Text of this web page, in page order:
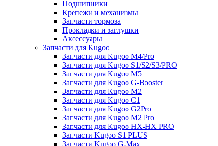
Подшипники
Крепежи и механизмы
Запчасти тормоза
Прокладки и заглушки
Аксессуары
Запчасти для Kugoo
Запчасти для Kugoo M4/Pro
Запчасти для Kugoo S1/S2/S3/PRO
Запчасти для Kugoo M5
Запчасти для Kugoo G-Booster
Запчасти для Kugoo M2
Запчасти для Kugoo C1
Запчасти для Kugoo G2Pro
Запчасти для Kugoo M2 Pro
Запчасти для Kugoo HX-HX PRO
Запчасти Kugoo S1 PLUS
Запчасти Kugoo G-Max